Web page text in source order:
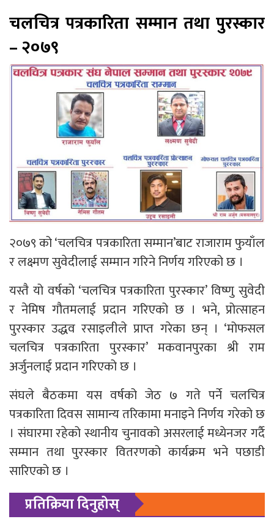
चलचित्र पत्रकारिता सम्मान तथा पुरस्कार
– २०७९
२०७९ को ‘चलचित्र पत्रकारिता सम्मान’बाट राजाराम फुयाँल
र लक्ष्मण सुवेदीलाई सम्मान गरिने निर्णय गरिएको छ ।
यस्तै यो वर्षको ‘चलचित्र पत्रकारिता पुरस्कार’ विष्णु सुवेदी
र नेमिष गौतमलाई प्रदान गरिएको छ । भने, प्रोत्साहन
पुरस्कार उद्धव रसाइलीले प्राप्त गरेका छन् । ‘मोफसल
चलचित्र पत्रकारिता पुरस्कार’ मकवानपुरका श्री राम
अर्जुनलाई प्रदान गरिएको छ ।
संघले बैठकमा यस वर्षको जेठ ७ गते पर्ने चलचित्र
पत्रकारिता दिवस सामान्य तरिकामा मनाइने निर्णय गरेको छ
। संघारमा रहेको स्थानीय चुनावको असरलाई मध्येनजर गर्दै
सम्मान तथा पुरस्कार वितरणको कार्यक्रम भने पछाडी
सारिएको छ ।
प्रतिक्रिया दिनुहोस्